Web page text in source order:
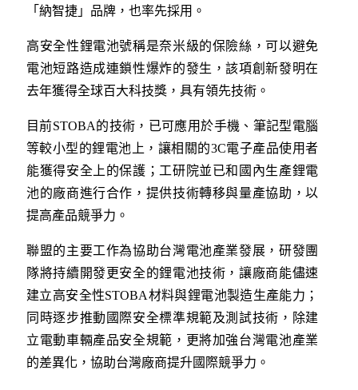
「納智捷」品牌，也率先採用。
高安全性鋰電池號稱是奈米級的保險絲，可以避免
電池短路造成連鎖性爆炸的發生，該項創新發明在
去年獲得全球百大科技獎，具有領先技術。
目前STOBA的技術，已可應用於手機、筆記型電腦
等較小型的鋰電池上，讓相關的3C電子產品使用者
能獲得安全上的保護；工研院並已和國內生產鋰電
池的廠商進行合作，提供技術轉移與量產協助，以
提高產品競爭力。
聯盟的主要工作為協助台灣電池產業發展，研發團
隊將持續開發更安全的鋰電池技術，讓廠商能儘速
建立高安全性STOBA材料與鋰電池製造生產能力；
同時逐步推動國際安全標準規範及測試技術，除建
立電動車輛產品安全規範，更將加強台灣電池產業
的差異化，協助台灣廠商提升國際競爭力。